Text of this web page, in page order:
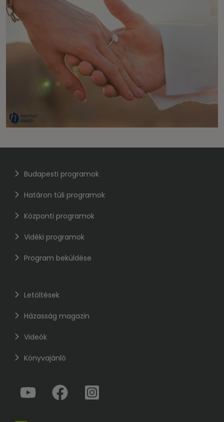
Budapesti programok
Határon túli programok
Központi programok
Vidéki programok
Program beküldése
Letöltések
Házasság magazin
Videók
Könyvajánló